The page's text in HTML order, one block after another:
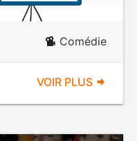
Comédie
VOIR PLUS